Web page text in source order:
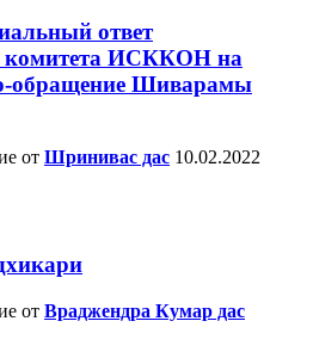
ответ
комитета ИСККОН на
Шиварамы
от Шринивас дас 10.02.2022
от Враджендра Кумар дас